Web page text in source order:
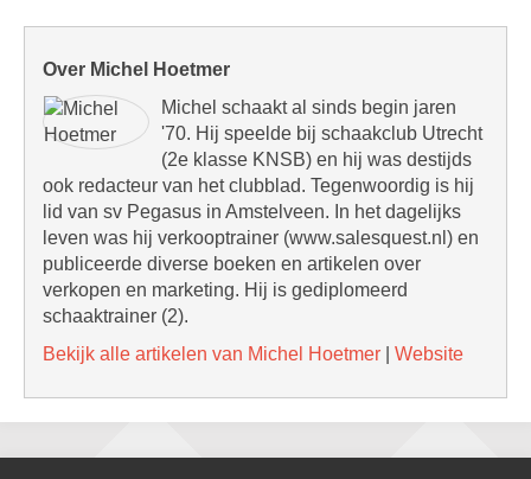
Over Michel Hoetmer
Michel schaakt al sinds begin jaren
'70. Hij speelde bij schaakclub Utrecht
(2e klasse KNSB) en hij was destijds
ook redacteur van het clubblad. Tegenwoordig is hij
lid van sv Pegasus in Amstelveen. In het dagelijks
leven was hij verkooptrainer (www.salesquest.nl) en
publiceerde diverse boeken en artikelen over
verkopen en marketing. Hij is gediplomeerd
schaaktrainer (2).
Bekijk alle artikelen van Michel Hoetmer
Website